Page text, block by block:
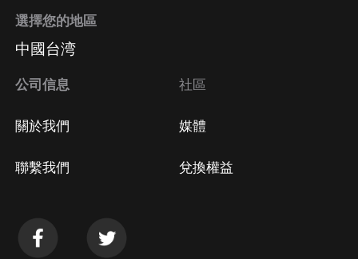
選擇您的地區
中國台湾
公司信息
關於我們
聯繫我們
社區
媒體
兌換權益